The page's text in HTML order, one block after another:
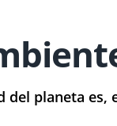
del planeta es,